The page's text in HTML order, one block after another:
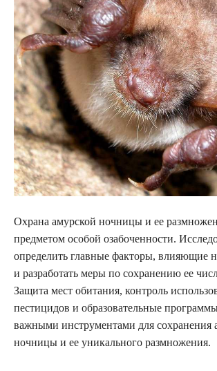
Охрана амурской ночницы и ее
предметом особой озабоченности.
определить главные факторы, влияющие
и разработать меры по сохранению ее
Защита мест обитания, контроль
пестицидов и образовательные
важными инструментами для сохранения
ночницы и ее уникального размножения.